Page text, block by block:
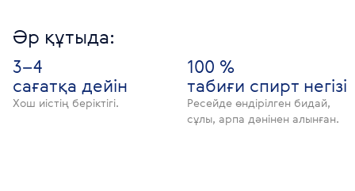
Әр құтыда:
3–4
сағатқа дейін
Хош иістің беріктігі.
100 %
табиғи спирт негізі
Ресейде өндірілген бидай,
сұлы, арпа дәнінен алынған.